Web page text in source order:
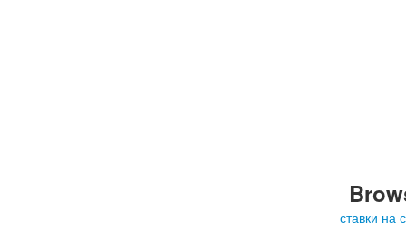
ставки на